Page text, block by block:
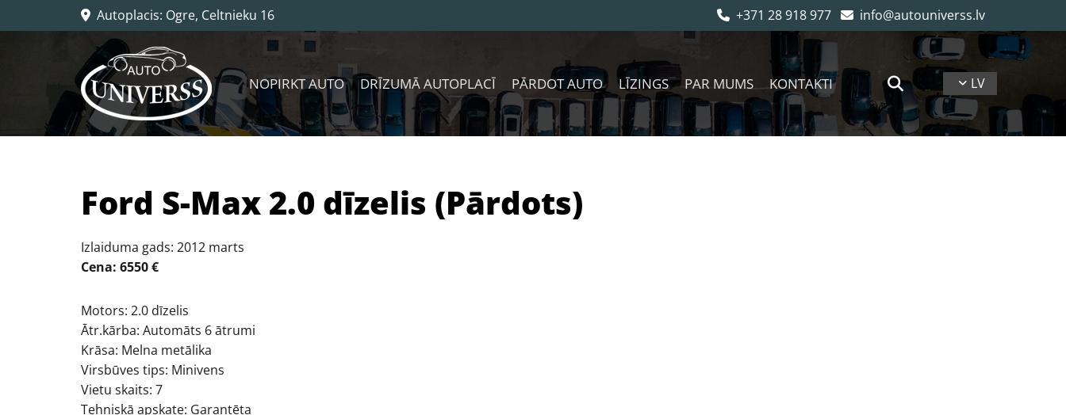
 Autoplacis: Ogre, Celtnieku 16  +371 28 918 977  info@autouniverss.lv
NOPIRKT AUTO DRĪZUMĀ AUTOPLACĪ PĀRDOT AUTO LĪZINGS PAR MUMS KONTAKTI LV
Ford S-Max 2.0 dīzelis (Pārdots)
Izlaiduma gads: 2012 marts
Cena: 6550 €
Motors: 2.0 dīzelis
Ātr.kārba: Automāts 6 ātrumi
Krāsa: Melna metālika
Virsbūves tips: Minivens
Vietu skaits: 7
Tehniskā apskate: Garantēta